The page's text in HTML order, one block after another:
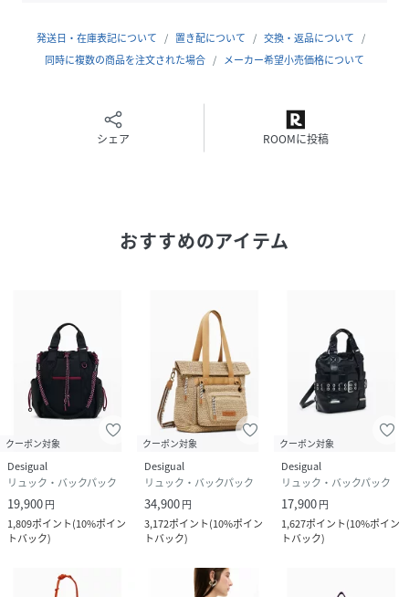
込められています。自由で楽しく、カラフルで前向き。本当
の自分を呼び覚ます鮮やかなカラーやプリント、他とは一味
表地:分類外繊維(紙)100%
トリミング:ポリエステル98%
サイズ
品番
RQ5525_26SAKO03
26SAKO03-826-751 RQ5525
発送日・在庫表記について 置き配について
交換・返品について
同時に複数の商品を注文された場合
メーカー希望小売価格について
シェア ROOMに投稿
おすすめのアイテム
クーポン対象
Desigual
リュック・バックパック
19,900円
1,809ポイント(10%ポイン
トバック)
クーポン対象
Desigual
リュック・バックパック
34,900円
3,172ポイント(10%ポイン
トバック)
クーポン対象
Desigual
リュック・バックパック
17,900円
1,627ポイント(10%ポイン
トバック)